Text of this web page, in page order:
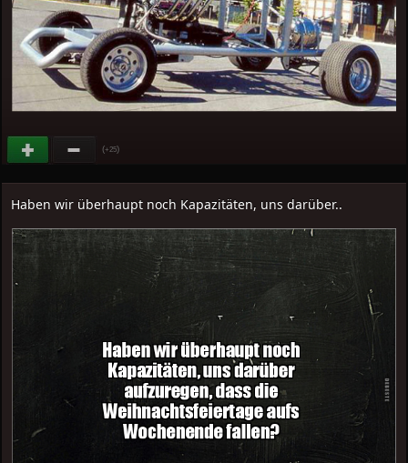
(+25)
Haben wir überhaupt noch Kapazitäten, uns darüber..